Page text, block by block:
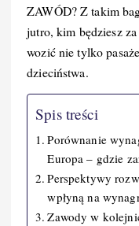
ZAWÓD? Z takim
jutro, kim będziesz
wozić nie tylko
dzieciństwa.
Spis treści
Porównanie
Europa – gdzie
Perspektywy
wpłyną na
Zawody w